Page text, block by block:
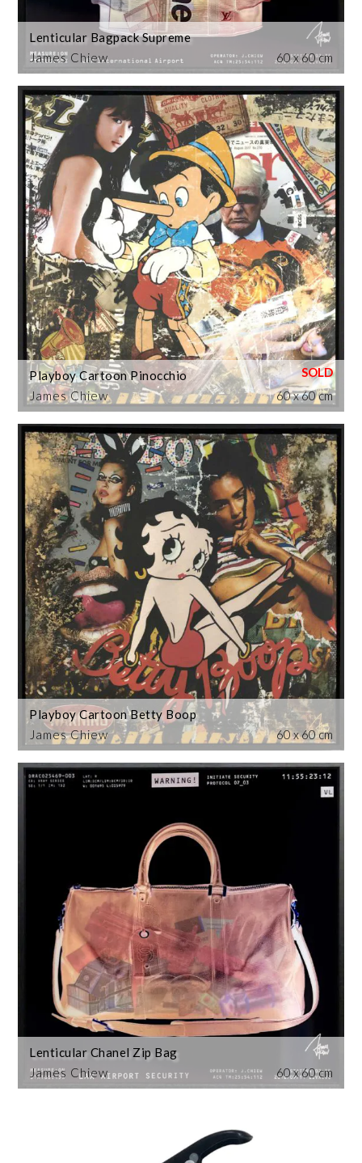
James Chiew
Lenticular Bagpack Supreme
60 x 60 cm
James Chiew
Playboy Cartoon Pinocchio
60 x 60 cm
James Chiew
Playboy Cartoon Betty Boop
60 x 60 cm
James Chiew
Lenticular Chanel Zip Bag
60 x 60 cm